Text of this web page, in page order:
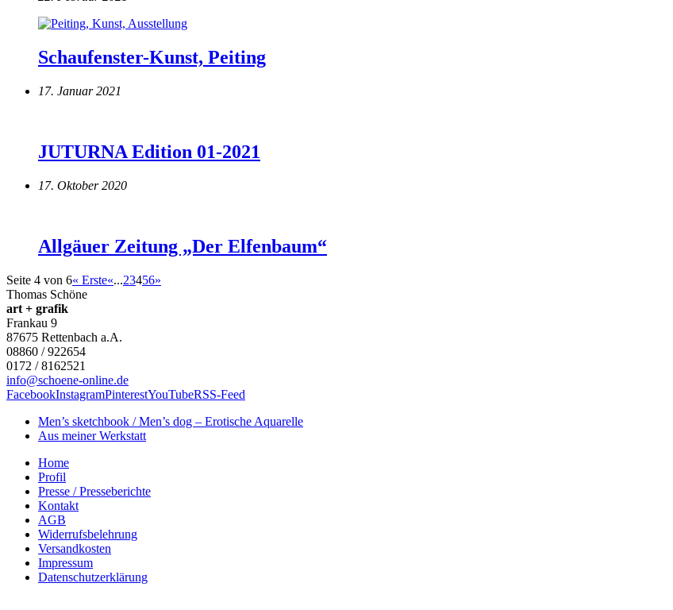
Schaufenster-Kunst, Peiting
17. Januar 2021
JUTURNA Edition 01-2021
17. Oktober 2020
Allgäuer Zeitung „Der Elfenbaum“
Seite 4 von 6« Erste«...23456»
Thomas Schöne
art + grafik
Frankau 9
87675 Rettenbach a.A.
08860 / 922654
0172 / 8162521
info@schoene-online.de
FacebookInstagramPinterestYouTubeRSS-Feed
Men’s sketchbook / Men’s dog – Erotische Aquarelle
Aus meiner Werkstatt
Home
Profil
Presse / Presseberichte
Kontakt
AGB
Widerrufsbelehrung
Versandkosten
Impressum
Datenschutzerklärung